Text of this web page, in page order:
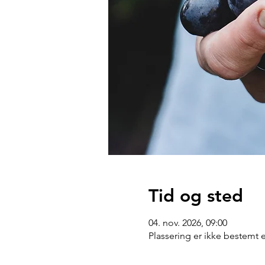
Tid og sted
04. nov. 2026, 09:00
Plassering er ikke bestemt